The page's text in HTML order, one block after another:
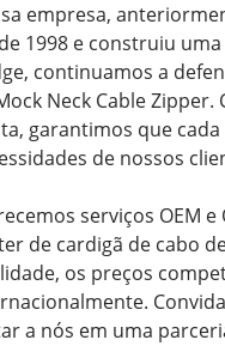
empresa,
1998 e construiu
continuamos a
Neck Cable
garantimos que
de nossos
serviços OEM
de cardigã de cabo
os preços
a nós em uma